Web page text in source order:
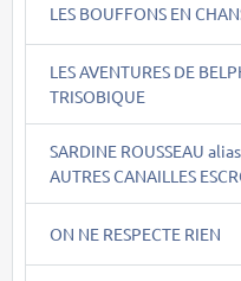
LES BOUFFONS EN
LES AVENTURES DE
TRISOBIQUE
SARDINE ROUSSEAU
AUTRES CANAILLES
ON NE RESPECTE RIEN